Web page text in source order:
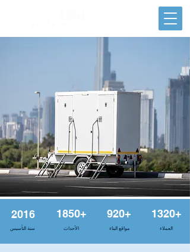
2016
سنة التأسيس
1850+
الأحداث
920+
مواقع البناء
1320+
العملاء